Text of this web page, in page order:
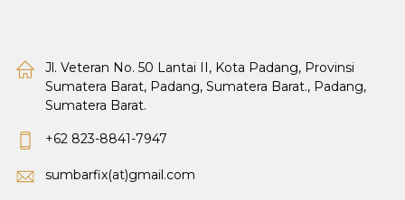
Jl. Veteran No. 50 Lantai II, Kota Padang, Provinsi
Sumatera Barat, Padang, Sumatera Barat., Padang,
Sumatera Barat.
+62 823-8841-7947
sumbarfix(at)gmail.com